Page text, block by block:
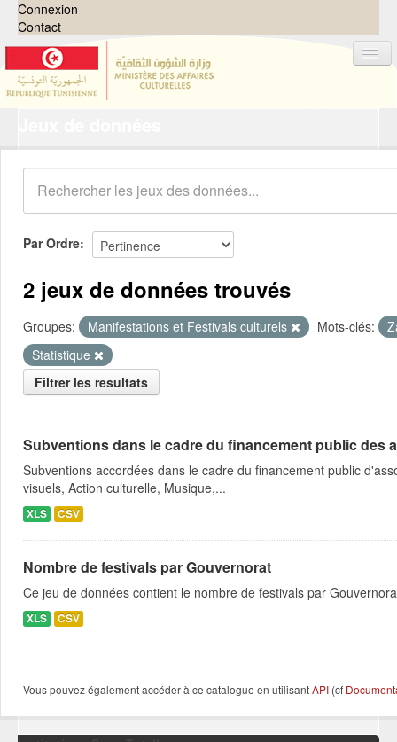
Connexion
Contact
Organisations
Groupes
Demandes 0
À propos
Par Ordre
2 jeux de données trouvés
Groupes: Manifestations et Festivals culturels Mots-clés:
Statistique
Filtrer les resultats
Subventions dans le cadre du financement public des
Subventions accordées dans le cadre du financement public
visuels, Action culturelle, Musique,...
XLS CSV
Nombre de festivals par Gouvernorat
Ce jeu de données contient le nombre de festivals par
XLS CSV
Vous pouvez également accéder à ce catalogue en utilisantAPI (cf